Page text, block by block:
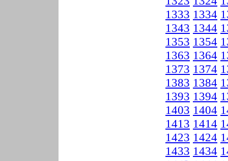
1333 1334
1343 1344
1353 1354
1363 1364
1373 1374
1383 1384
1393 1394
1403 1404
1413 1414
1423 1424
1433 1434